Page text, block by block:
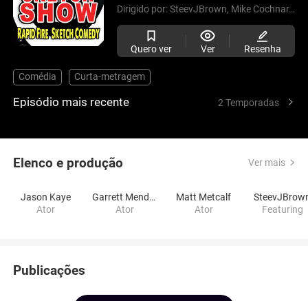
Dirigido por:SteevJBrown, Mike Cochnar,
Quero ver Ver Resenha
Comédia Curta-metragem
Episódio mais recente 2 Temporadas
Elenco e produção Ver mais
Jason Kaye
Ator
Garrett Mendez
Ator
Matt Metcalf
Ator
Featuring
Publicações